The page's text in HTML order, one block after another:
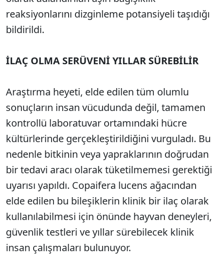
reaksiyonlarını dizginleme potansiyeli taşıdığı
bildirildi.
İLAÇ OLMA SERÜVENİ YILLAR SÜREBİLİR
Araştırma heyeti, elde edilen tüm olumlu
sonuçların insan vücudunda değil, tamamen
kontrollü laboratuvar ortamındaki hücre
kültürlerinde gerçekleştirildiğini vurguladı. Bu
nedenle bitkinin veya yapraklarının doğrudan
bir tedavi aracı olarak tüketilmemesi gerektiği
uyarısı yapıldı. Copaifera lucens ağacından
elde edilen bu bileşiklerin klinik bir ilaç olarak
kullanılabilmesi için önünde hayvan deneyleri,
güvenlik testleri ve yıllar sürebilecek klinik
insan çalışmaları bulunuyor.